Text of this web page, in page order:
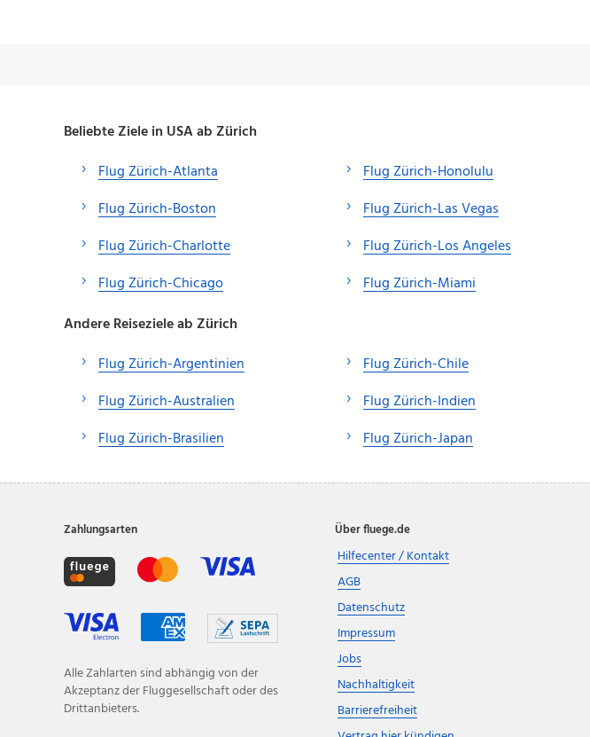
Beliebte Ziele in USA ab Zürich
Flug Zürich-Atlanta
Flug Zürich-Boston
Flug Zürich-Charlotte
Flug Zürich-Chicago
Flug Zürich-Honolulu
Flug Zürich-Las Vegas
Flug Zürich-Los Angeles
Flug Zürich-Miami
Andere Reiseziele ab Zürich
Flug Zürich-Argentinien
Flug Zürich-Australien
Flug Zürich-Brasilien
Flug Zürich-Chile
Flug Zürich-Indien
Flug Zürich-Japan